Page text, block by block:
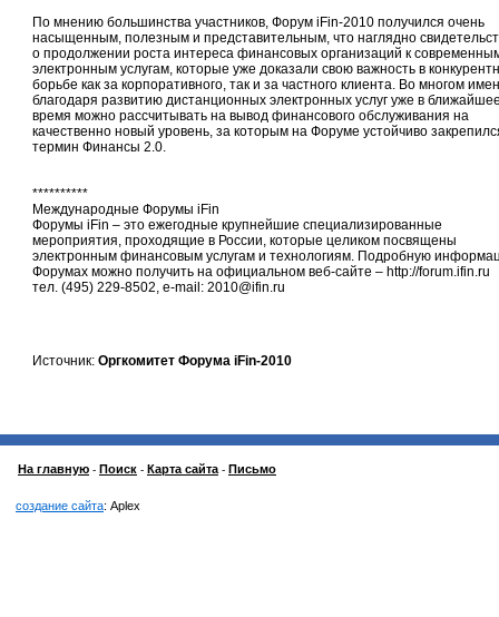
По мнению большинства участников, Форум iFin-2010 получился очень
насыщенным, полезным и представительным, что наглядно
о продолжении роста интереса финансовых организаций к
электронным услугам, которые уже доказали свою важность в
борьбе как за корпоративного, так и за частного клиента. Во многом
благодаря развитию дистанционных электронных услуг уже в
время можно рассчитывать на вывод финансового обслуживания на
качественно новый уровень, за которым на Форуме устойчиво
термин Финансы 2.0.
**********
Международные Форумы iFin
Форумы iFin – это ежегодные крупнейшие специализированные
мероприятия, проходящие в России, которые целиком посвящены
электронным финансовым услугам и технологиям. Подробную
Форумах можно получить на официальном веб-сайте – http://forum.ifin.ru
тел. (495) 229-8502, e-mail: 2010@ifin.ru
Источник: Оргкомитет Форума iFin-2010
На главную - Поиск - Карта сайта - Письмо
создание сайта: Aplex